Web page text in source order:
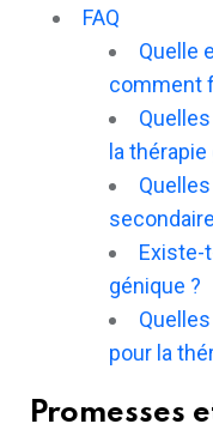
FAQ
Quelle
comment
la thérapie
Existe-
génique ?
pour la
Promesses